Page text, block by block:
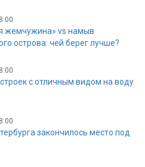
жемчужина» vs намыв
острова: чей берег лучше?
с отличным видом на воду
закончилось место под